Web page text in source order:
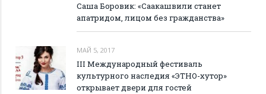
Саша Боровик: «Саакашвили станет
апатридом, лицом без гражданства»
МАЙ 5, 2017
III Международный фестиваль
культурного наследия «ЭТНО-хутор»
открывает двери для гостей